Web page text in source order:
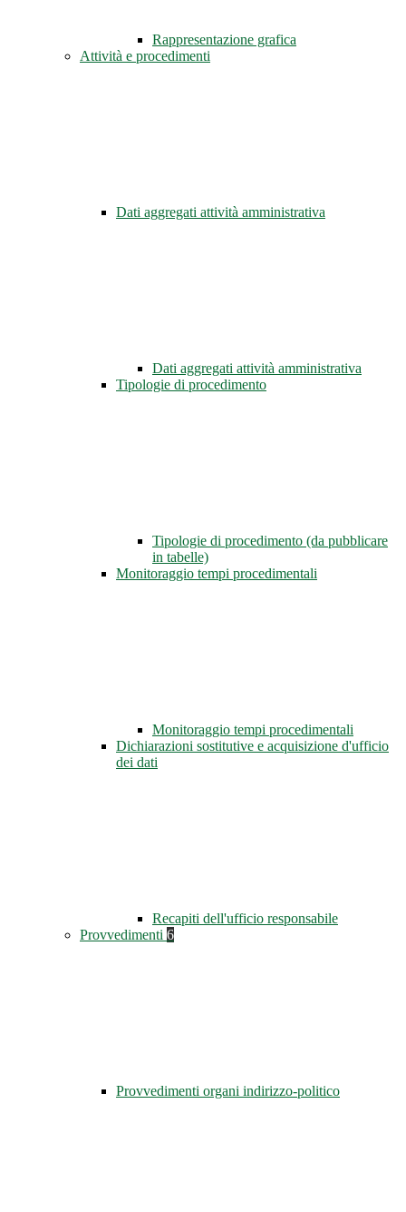
Rappresentazione grafica
Attività e procedimenti
Dati aggregati attività amministrativa
Dati aggregati attività amministrativa
Tipologie di procedimento
Tipologie di procedimento (da pubblicare
in tabelle)
Monitoraggio tempi procedimentali
Monitoraggio tempi procedimentali
Dichiarazioni sostitutive e acquisizione d'ufficio
dei dati
Recapiti dell'ufficio responsabile
Provvedimenti 6
Provvedimenti organi indirizzo-politico